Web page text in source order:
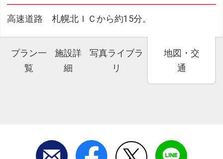
高速道路 札幌北ＩＣから約15分。
プラン一
覧
施設詳
細
写真ライブラ
リ
地図・交
通